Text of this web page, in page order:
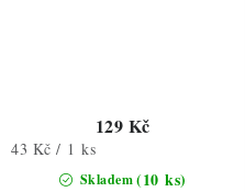
Skladem(10 ks)
129 Kč
Měrná
43 Kč / 1 ks